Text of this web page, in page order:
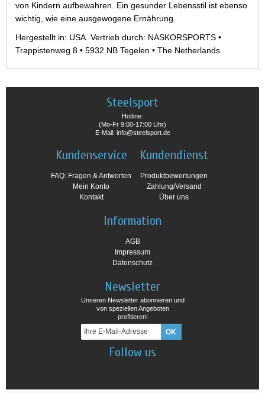
von Kindern aufbewahren. Ein gesunder Lebensstil ist ebenso
wichtig, wie eine ausgewogene Ernährung.
Hergestellt in: USA. Vertrieb durch: NASKORSPORTS •
Trappistenweg 8 • 5932 NB Tegelen • The Netherlands
Steelsport
Hotline:
(Mo-Fr 9:00-17:00 Uhr)
E-Mail: info@steelsport.de
Kundenservice
FAQ: Fragen & Antworten
Mein Konto
Kontakt
Kundendienst
Produktbewertungen
Zahlung/Versand
Über uns
Information
AGB
Impressum
Datenschutz
Newsletter
Unseren Newsletter abonnieren und
von speziellen Angeboten
profitieren!
Follow us